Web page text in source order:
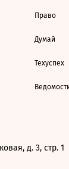
Право
Думай
Техуспех
д. 3, стр. 1